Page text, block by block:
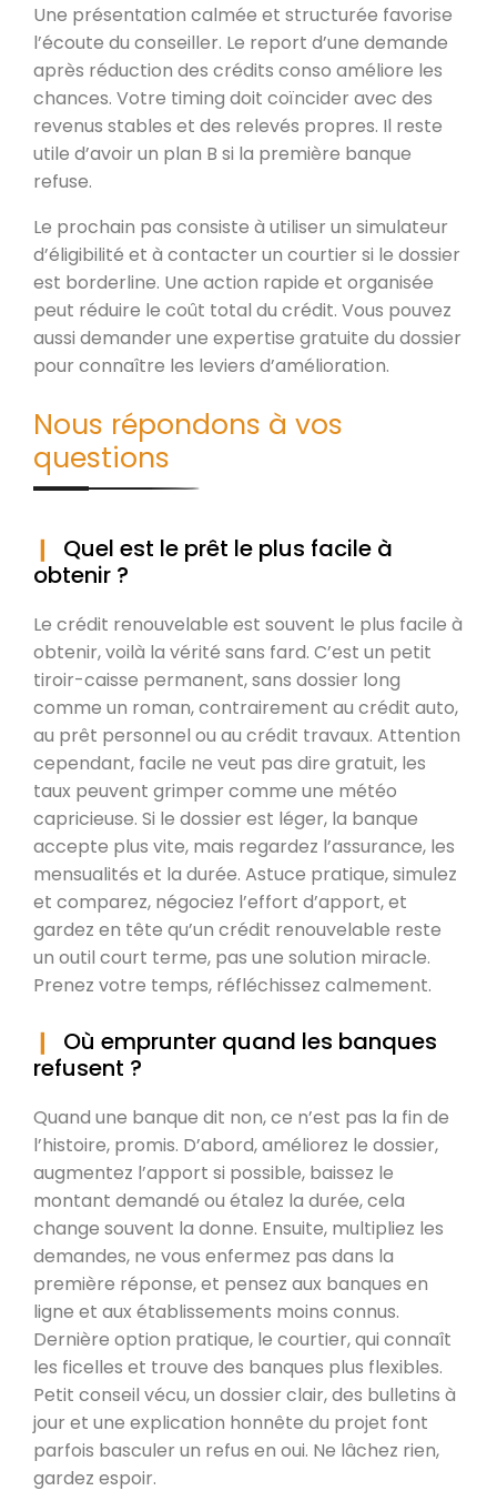
Une présentation calmée et structurée favorise
l’écoute du conseiller. Le report d’une demande
après réduction des crédits conso améliore les
chances. Votre timing doit coïncider avec des
revenus stables et des relevés propres. Il reste
utile d’avoir un plan B si la première banque
refuse.
Le prochain pas consiste à utiliser un simulateur
d’éligibilité et à contacter un courtier si le dossier
est borderline. Une action rapide et organisée
peut réduire le coût total du crédit. Vous pouvez
aussi demander une expertise gratuite du dossier
pour connaître les leviers d’amélioration.
Nous répondons à vos
questions
Quel est le prêt le plus facile à
obtenir ?
Le crédit renouvelable est souvent le plus facile à
obtenir, voilà la vérité sans fard. C’est un petit
tiroir-caisse permanent, sans dossier long
comme un roman, contrairement au crédit auto,
au prêt personnel ou au crédit travaux. Attention
cependant, facile ne veut pas dire gratuit, les
taux peuvent grimper comme une météo
capricieuse. Si le dossier est léger, la banque
accepte plus vite, mais regardez l’assurance, les
mensualités et la durée. Astuce pratique, simulez
et comparez, négociez l’effort d’apport, et
gardez en tête qu’un crédit renouvelable reste
un outil court terme, pas une solution miracle.
Prenez votre temps, réfléchissez calmement.
Où emprunter quand les banques
refusent ?
Quand une banque dit non, ce n’est pas la fin de
l’histoire, promis. D’abord, améliorez le dossier,
augmentez l’apport si possible, baissez le
montant demandé ou étalez la durée, cela
change souvent la donne. Ensuite, multipliez les
demandes, ne vous enfermez pas dans la
première réponse, et pensez aux banques en
ligne et aux établissements moins connus.
Dernière option pratique, le courtier, qui connaît
les ficelles et trouve des banques plus flexibles.
Petit conseil vécu, un dossier clair, des bulletins à
jour et une explication honnête du projet font
parfois basculer un refus en oui. Ne lâchez rien,
gardez espoir.